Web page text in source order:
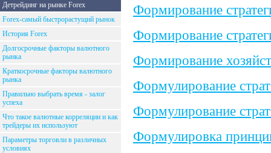
Детрейдинг на рынке Forex
Forex-самый быстрорастущий рынок
История Forex
Долгосрочные факторы валютного
рынка
Краткосрочные факторы валютного
рынка
Правильно выбрать время - залог
успеха
Что такое валютные корреляции и как
трейдеры их используют
Параметры торговли в различных
условиях
Формирование
Формирование
Формирование
Формулирование
Формулирование
Формулировка